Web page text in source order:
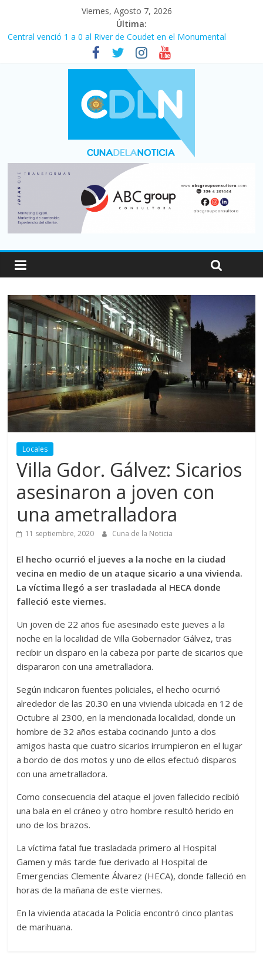
Viernes, Agosto 7, 2026
Última:
Central venció 1 a 0 al River de Coudet en el Monumental
La morosidad alcanzó su nivel más alto en dos décadas y ya
afecta a 400 mil deudores en Santa Fe
Desde que asumió Milei cerraron 41.000 kioscos: el sector
denuncia crisis como en 2001
Vacaciones de invierno con más movimiento y consumo
turístico: 4,6 millones de personas viajaron por el país, un 5,9%
Fuerte caída de la venta de autos usados en julio: bajó un 12,6%
Locales
Villa Gdor. Gálvez: Sicarios
asesinaron a joven con
una ametralladora
11 septiembre, 2020 Cuna de la Noticia
El hecho ocurrió el jueves a la noche en la ciudad
vecina en medio de un ataque sicario a una vivienda.
La víctima llegó a ser trasladada al HECA donde
falleció este viernes.
Un joven de 22 años fue asesinado este jueves a la
noche en la localidad de Villa Gobernador Gálvez, tras
recibir un disparo en la cabeza por parte de sicarios que
dispararon con una ametralladora.
Según indicaron fuentes policiales, el hecho ocurrió
alrededor de las 20.30 en una vivienda ubicada en 12 de
Octubre al 2300, en la mencionada localidad, donde un
hombre de 32 años estaba cocinando junto a dos
amigos hasta que cuatro sicarios irrumpieron en el lugar
a bordo de dos motos y uno de ellos efectuó disparos
con una ametralladora.
Como consecuencia del ataque el joven fallecido recibió
una bala en el cráneo y otro hombre resultó herido en
uno de los brazos.
La víctima fatal fue trasladada primero al Hospital
Gamen y más tarde fue derivado al Hospital de
Emergencias Clemente Álvarez (HECA), donde falleció en
horas de la mañana de este viernes.
En la vivienda atacada la Policía encontró cinco plantas
de marihuana.